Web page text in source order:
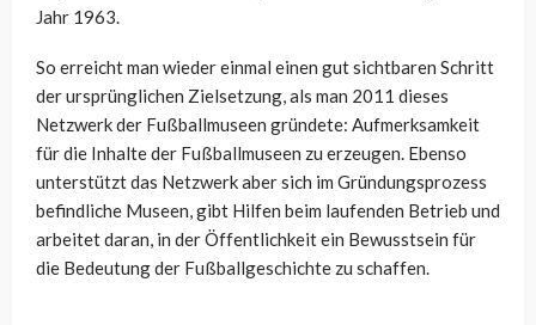
Jahr 1963.
So erreicht man wieder einmal einen gut sichtbaren Schritt
der ursprünglichen Zielsetzung, als man 2011 dieses
Netzwerk der Fußballmuseen gründete: Aufmerksamkeit
für die Inhalte der Fußballmuseen zu erzeugen. Ebenso
unterstützt das Netzwerk aber sich im Gründungsprozess
befindliche Museen, gibt Hilfen beim laufenden Betrieb und
arbeitet daran, in der Öffentlichkeit ein Bewusstsein für
die Bedeutung der Fußballgeschichte zu schaffen.